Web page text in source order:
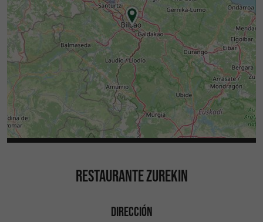
RESTAURANTE ZUREKIN
DIRECCIÓN